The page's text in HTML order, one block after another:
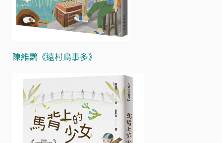
陳維鸚《遠村鳥事多》